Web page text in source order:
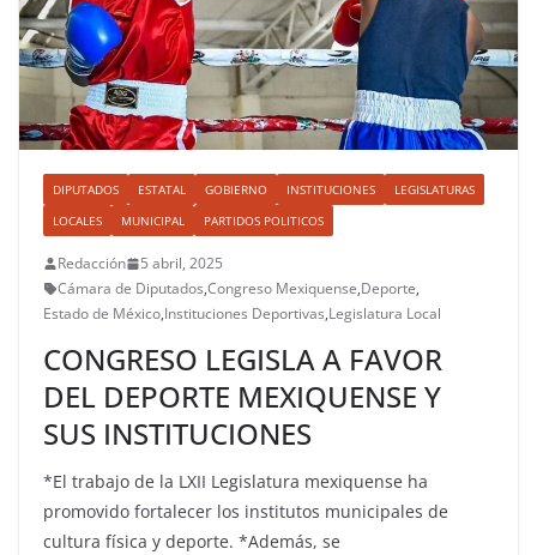
DIPUTADOS ESTATAL GOBIERNO INSTITUCIONES
LEGISLATURAS
LOCALES
MUNICIPAL PARTIDOS POLITICOS
Redacción
5 abril, 2025
Cámara de Diputados,Congreso Mexiquense,Deporte,
Estado de México,Instituciones Deportivas,Legislatura Local
CONGRESO LEGISLA A FAVOR
DEL DEPORTE MEXIQUENSE Y
SUS INSTITUCIONES
*El trabajo de la LXII Legislatura mexiquense ha
promovido fortalecer los institutos municipales de
cultura física y deporte. *Además, se